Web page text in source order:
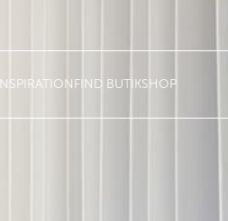
INSPIRATION FIND BUTIKSHOP